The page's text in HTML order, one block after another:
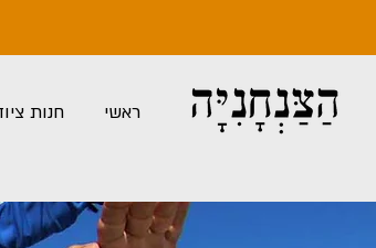
ראשי חנות